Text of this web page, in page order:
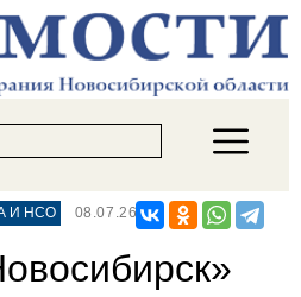
И НСО 08.07.26